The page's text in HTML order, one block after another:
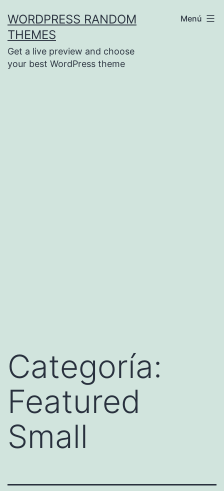
contenido
WORDPRESS RANDOM
THEMES
Get a live preview and choose
your best WordPress theme
Menú
Categoría:
Featured
Small